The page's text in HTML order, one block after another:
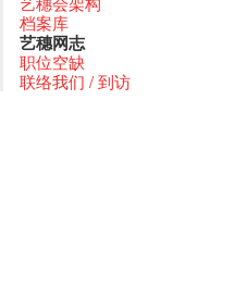
档案库
艺穗网志
职位空缺
联络我们 / 到访